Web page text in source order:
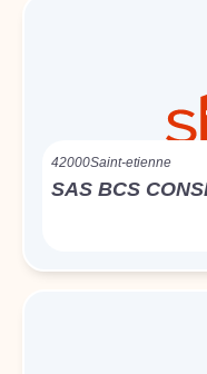
42000Saint-etienne
SAS BCS